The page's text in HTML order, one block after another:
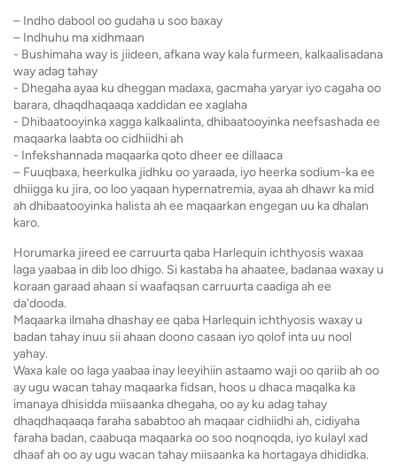
– Indho dabool oo gudaha u soo baxay
– Indhuhu ma xidhmaan
- Bushimaha way is jiideen, afkana way kala furmeen, kalkaalisadana
way adag tahay
- Dhegaha ayaa ku dheggan madaxa, gacmaha yaryar iyo cagaha oo
barara, dhaqdhaqaaqa xaddidan ee xaglaha
- Dhibaatooyinka xagga kalkaalinta, dhibaatooyinka neefsashada ee
maqaarka laabta oo cidhiidhi ah
- Infekshannada maqaarka qoto dheer ee dillaaca
– Fuuqbaxa, heerkulka jidhku oo yaraada, iyo heerka sodium-ka ee
dhiigga ku jira, oo loo yaqaan hypernatremia, ayaa ah dhawr ka mid
ah dhibaatooyinka halista ah ee maqaarkan engegan uu ka dhalan
karo.
Horumarka jireed ee carruurta qaba Harlequin ichthyosis waxaa
laga yaabaa in dib loo dhigo. Si kastaba ha ahaatee, badanaa waxay u
koraan garaad ahaan si waafaqsan carruurta caadiga ah ee
da'dooda.
Maqaarka ilmaha dhashay ee qaba Harlequin ichthyosis waxay u
badan tahay inuu sii ahaan doono casaan iyo qolof inta uu nool
yahay.
Waxa kale oo laga yaabaa inay leeyihiin astaamo waji oo qariib ah oo
ay ugu wacan tahay maqaarka fidsan, hoos u dhaca maqalka ka
imanaya dhisidda miisaanka dhegaha, oo ay ku adag tahay
dhaqdhaqaaqa faraha sababtoo ah maqaar cidhiidhi ah, cidiyaha
faraha badan, caabuqa maqaarka oo soo noqnoqda, iyo kulayl xad
dhaaf ah oo ay ugu wacan tahay miisaanka ka hortagaya dhididka.